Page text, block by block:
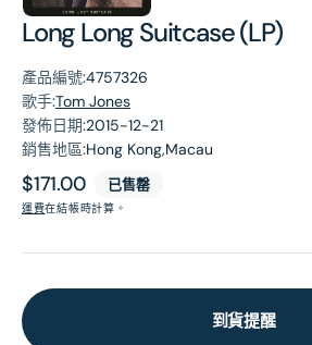
Long Long Suitcase (LP)
產品編號:4757326
歌手:Tom Jones
發佈日期:2015-12-21
銷售地區:Hong Kong,Macau
原
價
$171.00 已售罄
運費在結帳時計算。
到貨提醒